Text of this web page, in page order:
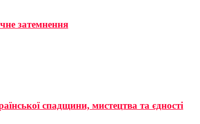
затемнення
спадщини, мистецтва та єдності